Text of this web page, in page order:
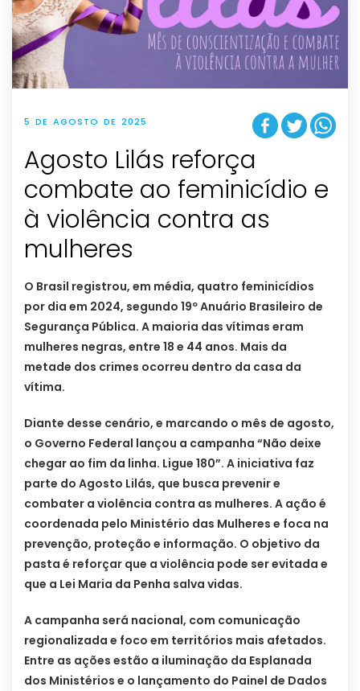
5 DE AGOSTO DE 2025
Agosto Lilás reforça
combate ao feminicídio e
à violência contra as
mulheres
O Brasil registrou, em média, quatro feminicídios
por dia em 2024, segundo 19º Anuário Brasileiro de
Segurança Pública. A maioria das vítimas eram
mulheres negras, entre 18 e 44 anos. Mais da
metade dos crimes ocorreu dentro da casa da
vítima.
Diante desse cenário, e marcando o mês de agosto,
o Governo Federal lançou a campanha “Não deixe
chegar ao fim da linha. Ligue 180”. A iniciativa faz
parte do Agosto Lilás, que busca prevenir e
combater a violência contra as mulheres. A ação é
coordenada pelo Ministério das Mulheres e foca na
prevenção, proteção e informação. O objetivo da
pasta é reforçar que a violência pode ser evitada e
que a Lei Maria da Penha salva vidas.
A campanha será nacional, com comunicação
regionalizada e foco em territórios mais afetados.
Entre as ações estão a iluminação da Esplanada
dos Ministérios e o lançamento do Painel de Dados